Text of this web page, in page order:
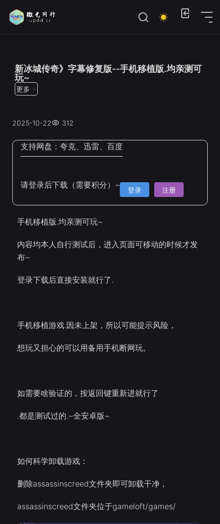
新冰城传奇》字幕修复版--手机移植版.均亲测可
玩~
更多 >
2025-10-22 312
支持网盘： 夸克、迅雷、百度
请登录后下载（需要积分）~ 登录 注册
手机移植版.均亲测可玩~
内容均本人自行测试后，进入页面可移动的时候才发
布~
登录下载后直接安装就行了.
手机移植游戏.因未上架，所以可能提示风险，
想玩又担心的可以用备用手机断网玩。
如需要啥验证的，按返回键重新进就行了
.都是测试过的.~全安卓版~
如何科学卸载游戏：
删除assassinscreed文件夹即可卸载干净，
assassinscreed文件夹位于gameloft/games/